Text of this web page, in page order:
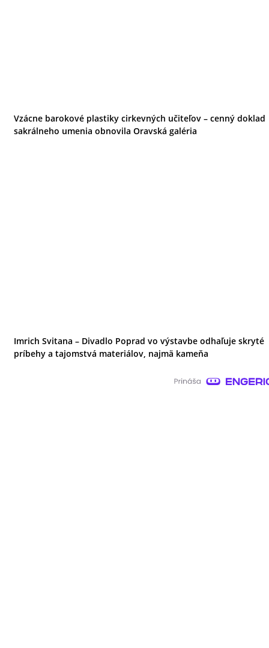
Vzácne barokové plastiky cirkevných učiteľov – cenný doklad
sakrálneho umenia obnovila Oravská galéria
Imrich Svitana – Divadlo Poprad vo výstavbe odhaľuje skryté
príbehy a tajomstvá materiálov, najmä kameňa